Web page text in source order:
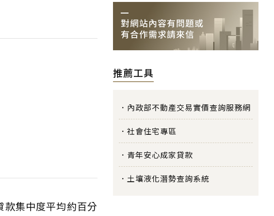
集中度平均約百分
推薦工具
內政部不動產交易實價查詢服務網
社會住宅專區
青年安心成家貸款
土壤液化潛勢查詢系統